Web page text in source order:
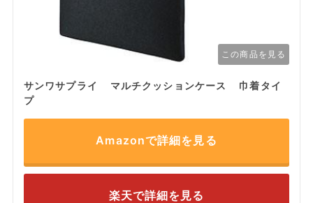
この商品を見る
サンワサプライ マルチクッションケース 巾着タイ
プ
Amazonで詳細を見る
楽天で詳細を見る